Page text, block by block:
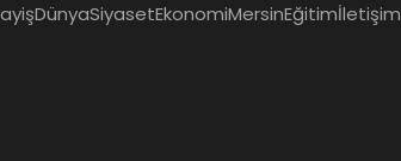
DünyaSiyasetEkonomiMersinEğitimİletişim